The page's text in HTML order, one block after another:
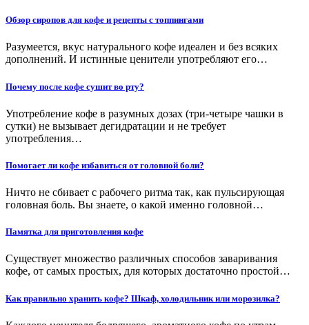
Обзор сиропов для кофе и рецепты с топпингами
Разумеется, вкус натурального кофе идеален и без всяких
дополнений. И истинные ценители употребляют его…
Почему после кофе сушит во рту?
Употребление кофе в разумных дозах (три-четыре чашки в
сутки) не вызывает дегидратации и не требует
употребления…
Помогает ли кофе избавиться от головной боли?
Ничто не сбивает с рабочего ритма так, как пульсирующая
головная боль. Вы знаете, о какой именно головной…
Памятка для приготовления кофе
Существует множество различных способов заваривания
кофе, от самых простых, для которых достаточно простой…
Как правильно хранить кофе? Шкаф, холодильник или морозилка?